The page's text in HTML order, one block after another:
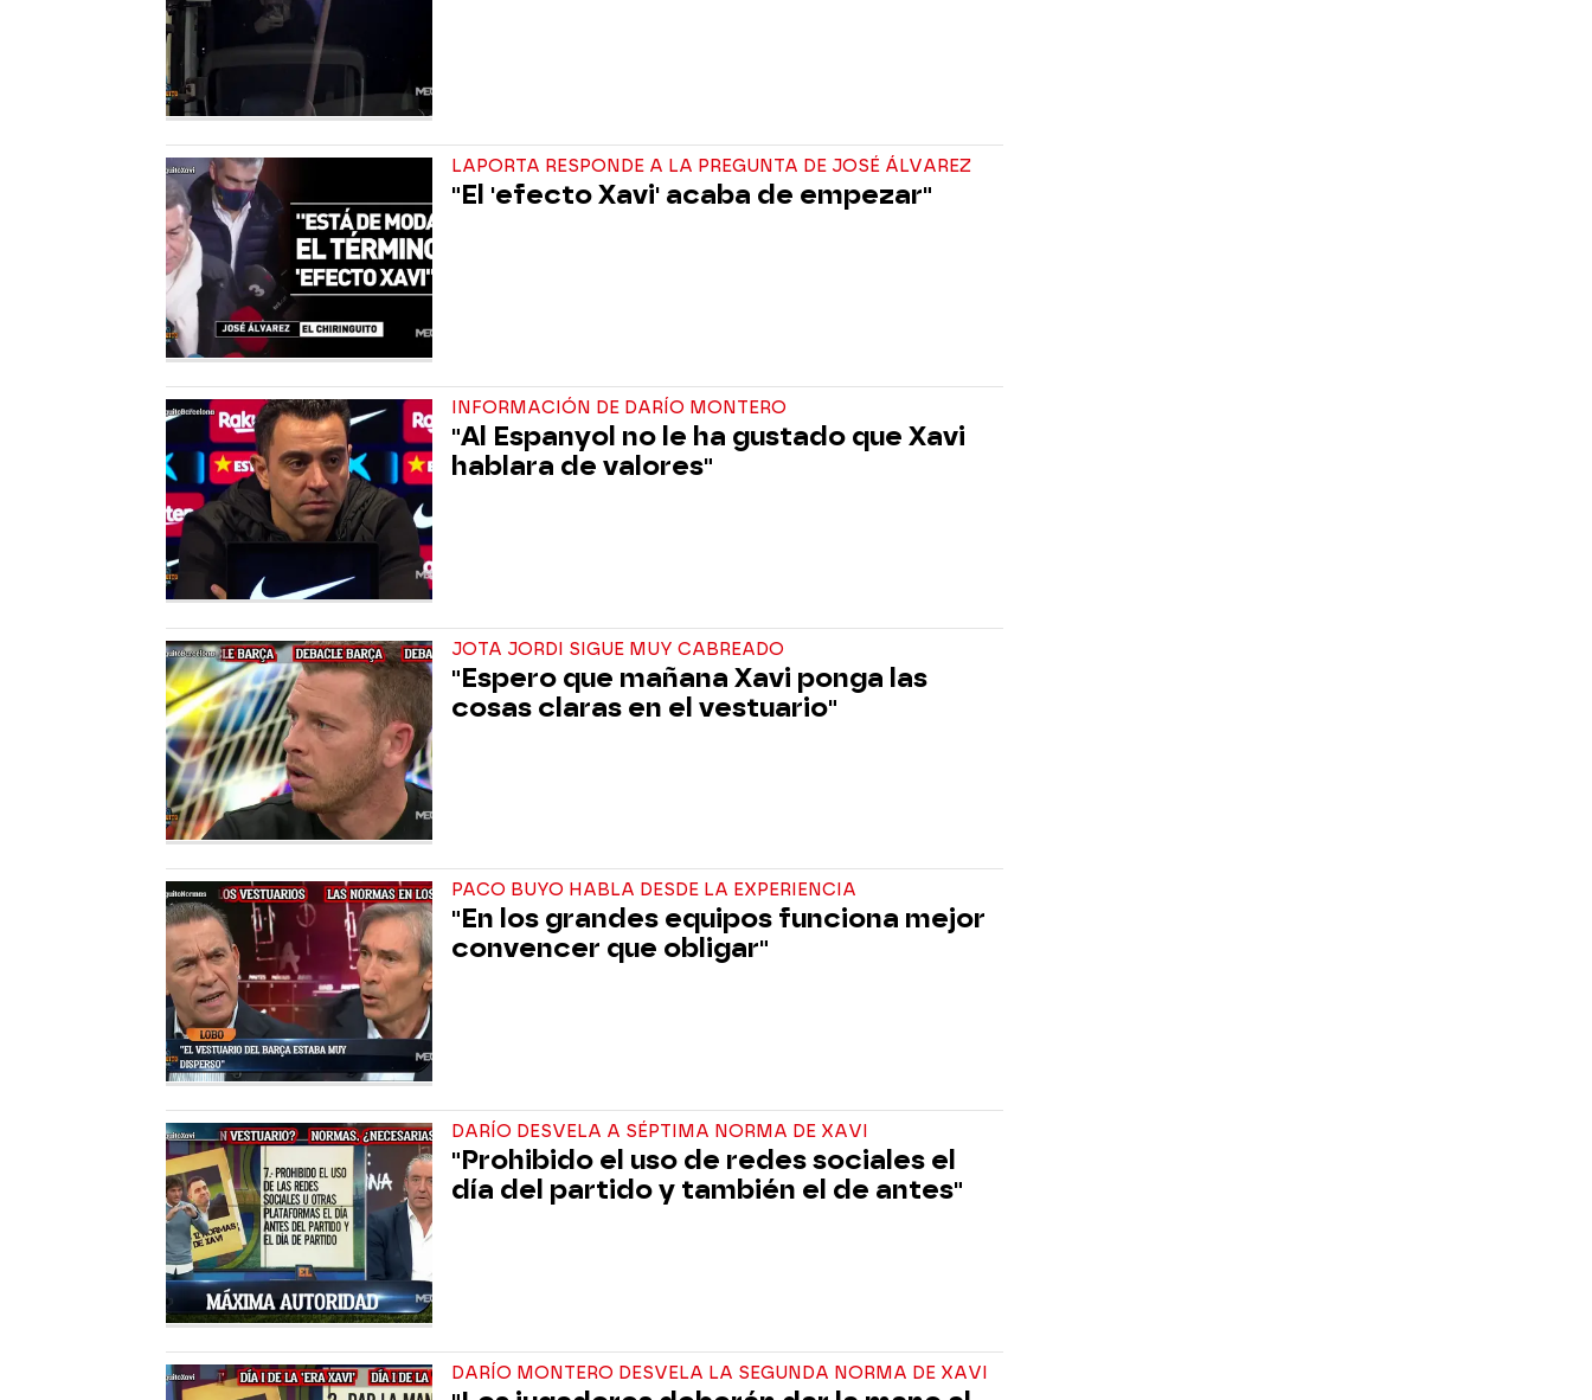
LAPORTA RESPONDE A LA PREGUNTA DE JOSÉ ÁLVAREZ
"El 'efecto Xavi' acaba de empezar"
INFORMACIÓN DE DARÍO MONTERO
"Al Espanyol no le ha gustado que Xavi
hablara de valores"
JOTA JORDI SIGUE MUY CABREADO
"Espero que mañana Xavi ponga las
cosas claras en el vestuario"
PACO BUYO HABLA DESDE LA EXPERIENCIA
"En los grandes equipos funciona mejor
convencer que obligar"
DARÍO DESVELA A SÉPTIMA NORMA DE XAVI
"Prohibido el uso de redes sociales el
día del partido y también el de antes"
DARÍO MONTERO DESVELA LA SEGUNDA NORMA DE XAVI